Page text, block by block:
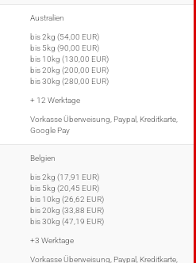
Australien
bis 2kg (54,00 EUR)
bis 5kg (90,00 EUR)
bis 10kg (130,00 EUR)
bis 20kg (200,00 EUR)
bis 30kg (280,00 EUR)
+ 12 Werktage
Vorkasse Überweisung, Paypal, Kreditkarte,
Google Pay
Belgien
bis 2kg (17,91 EUR)
bis 5kg (20,45 EUR)
bis 10kg (26,62 EUR)
bis 20kg (33,88 EUR)
bis 30kg (47,19 EUR)
+3 Werktage
Vorkasse Überweisung, Paypal, Kreditkarte,